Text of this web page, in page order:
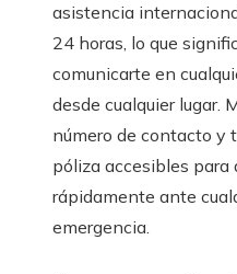
asistencia
24 horas, lo que
comunicarte en
desde cualquier lugar.
número de contacto y
póliza accesibles para
rápidamente ante
emergencia.